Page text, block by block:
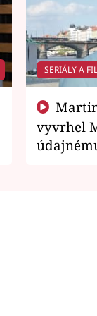
SERIÁLY A
vyvrhel